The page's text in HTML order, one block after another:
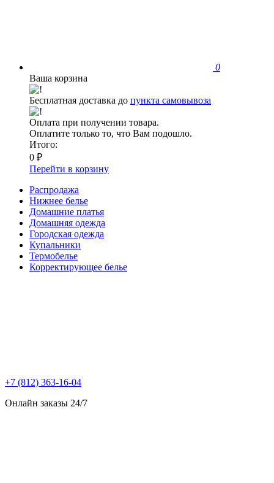
0
Ваша корзина
Бесплатная доставка до пункта самовывоза
Оплата при получении товара.
Оплатите только то, что Вам подошло.
Итого:
0 ₽
Перейти в корзину
Распродажа
Нижнее белье
Домашние платья
Домашняя одежда
Городская одежда
Купальники
Термобелье
Корректирующее белье
+7 (812) 363-16-04
Онлайн заказы 24/7